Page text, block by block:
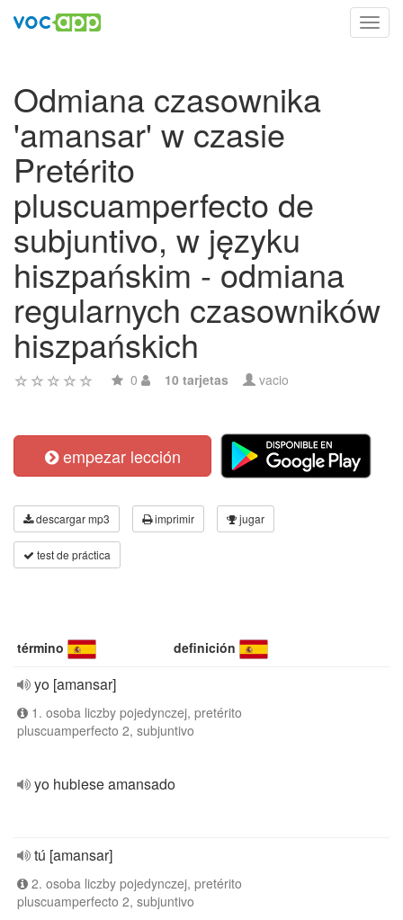
Odmiana czasownika
'amansar' w czasie
Pretérito
pluscuamperfecto de
subjuntivo, w języku
hiszpańskim - odmiana
regularnych czasowników
hiszpańskich
0 10 tarjetas vacio
empezar lección
descargar mp3 imprimir jugar
test de práctica
término definición
yo [amansar]
1. osoba liczby pojedynczej, pretérito
pluscuamperfecto 2, subjuntivo
yo hubiese amansado
tú [amansar]
2. osoba liczby pojedynczej, pretérito
pluscuamperfecto 2, subjuntivo